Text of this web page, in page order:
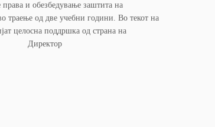
и обезбедување заштита на
траење од две учебни години. Во текот на
целосна поддршка од страна на